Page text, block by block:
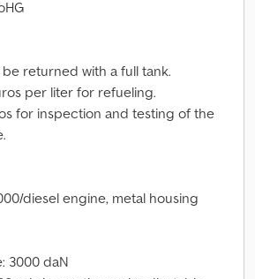
returned with a full tank.
per liter for refueling.
for inspection and testing of the
diesel engine, metal housing
3000 daN